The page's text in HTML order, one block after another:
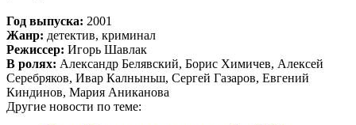
Год выпуска: 2001
Жанр: детектив, криминал
Режиссер: Игорь Шавлак
В ролях: Александр Белявский, Борис Химичев, Алексей
Серебряков, Ивар Калныньш, Сергей Газаров, Евгений
Киндинов, Мария Аниканова
Другие новости по теме: